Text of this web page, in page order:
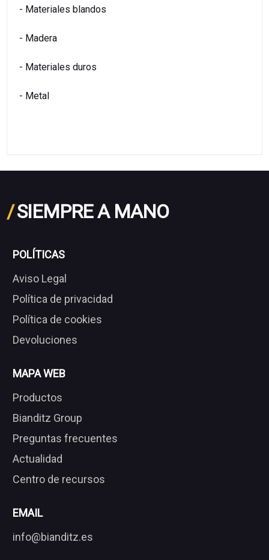
- Materiales blandos
- Madera
- Materiales duros
- Metal
/SIEMPRE A MANO
POLÍTICAS
Aviso Legal
Política de privacidad
Política de cookies
Devoluciones
MAPA WEB
Productos
Bianditz Group
Preguntas frecuentes
Actualidad
Centro de recursos
EMAIL
info@bianditz.es